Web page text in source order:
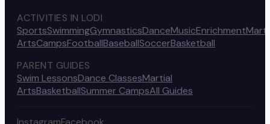
ACTIVITIES IN LODI
SportsSwimmingGymnasticsDanceMusicEnrichment
ArtsCampsFootballBaseballSoccerBasketball
PARENT GUIDES
Swim LessonsDance ClassesMartial
ArtsBasketballSummer CampsAll Guides